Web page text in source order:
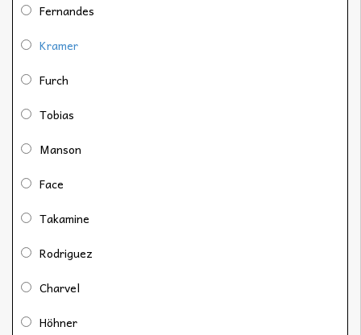
Fernandes
Kramer
Furch
Tobias
Manson
Face
Takamine
Rodriguez
Charvel
Höhner